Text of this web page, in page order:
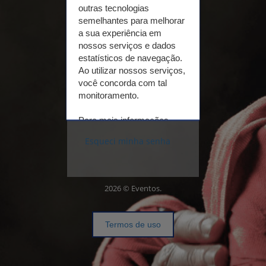
Nãotenho
cadastro
Realizar cadastro
Esqueci minha senha
2026 © Eventos.
Termos de uso
outras tecnologias
semelhantes para melhorar
a sua experiência em
nossos serviços e dados
estatísticos de navegação.
Ao utilizar nossos serviços,
você concorda com tal
monitoramento.
Para mais informações,
Uso e Política de
Aceitar